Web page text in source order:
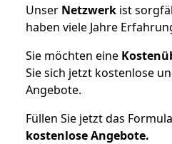
Unser Netzwerk ist
haben viele Jahre
Sie möchten eine
Sie sich jetzt kostenlose
Angebote.
Füllen Sie jetzt das
kostenloseAngebote.